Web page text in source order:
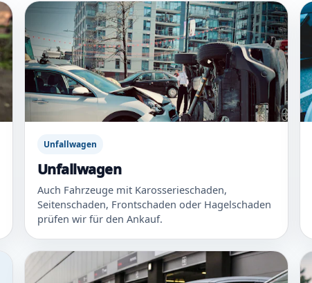
Unfallwagen
Unfallwagen
Auch Fahrzeuge mit Karosserieschaden,
Seitenschaden, Frontschaden oder Hagelschaden
prüfen wir für den Ankauf.